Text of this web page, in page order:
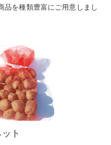
品を種類豊富にご用意しまし
ト